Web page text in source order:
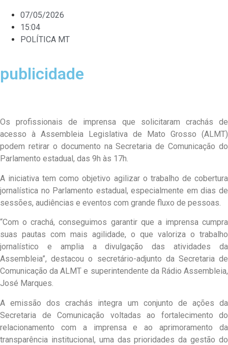
07/05/2026
15:04
POLÍTICA MT
publicidade
Os profissionais de imprensa que solicitaram crachás de
acesso à Assembleia Legislativa de Mato Grosso (ALMT)
podem retirar o documento na Secretaria de Comunicação do
Parlamento estadual, das 9h às 17h.
A iniciativa tem como objetivo agilizar o trabalho de cobertura
jornalística no Parlamento estadual, especialmente em dias de
sessões, audiências e eventos com grande fluxo de pessoas.
“Com o crachá, conseguimos garantir que a imprensa cumpra
suas pautas com mais agilidade, o que valoriza o trabalho
jornalístico e amplia a divulgação das atividades da
Assembleia”, destacou o secretário-adjunto da Secretaria de
Comunicação da ALMT e superintendente da Rádio Assembleia,
José Marques.
A emissão dos crachás integra um conjunto de ações da
Secretaria de Comunicação voltadas ao fortalecimento do
relacionamento com a imprensa e ao aprimoramento da
transparência institucional, uma das prioridades da gestão do